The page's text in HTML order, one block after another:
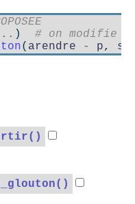
)
# on modifie
( arendre - p,